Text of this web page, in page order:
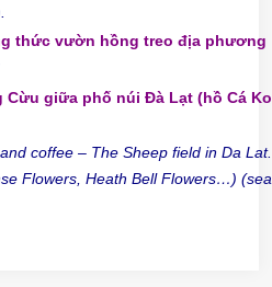
thức vườn hồng treo địa phương
giữa phố núi Đà Lạt (hồ Cá
coffee – The Sheep field in Da
Flowers, Heath Bell Flowers…)